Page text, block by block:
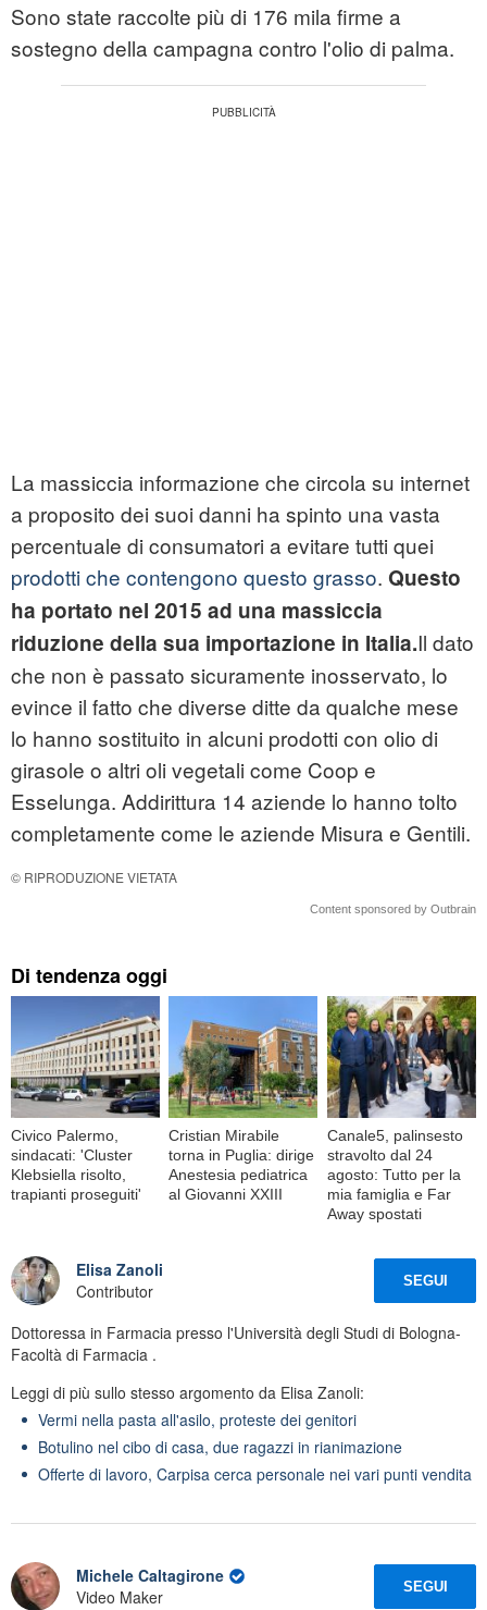
Sono state raccolte più di 176 mila firme a
sostegno della campagna contro l'olio di palma.
La massiccia informazione che circola su internet
a proposito dei suoi danni ha spinto una vasta
percentuale di consumatori a evitare tutti quei
prodotti che contengono questo grasso. Questo
ha portato nel 2015 ad una massiccia
riduzione della sua importazione in Italia.Il dato
che non è passato sicuramente inosservato, lo
evince il fatto che diverse ditte da qualche mese
lo hanno sostituito in alcuni prodotti con olio di
girasole o altri oli vegetali come Coop e
Esselunga. Addirittura 14 aziende lo hanno tolto
completamente come le aziende Misura e Gentili.
© RIPRODUZIONE VIETATA
Content sponsored by Outbrain
Di tendenza oggi
Civico Palermo,
sindacati: 'Cluster
Klebsiella risolto,
trapianti proseguiti'
Cristian Mirabile
torna in Puglia: dirige
Anestesia pediatrica
al Giovanni XXIII
Canale5, palinsesto
stravolto dal 24
agosto: Tutto per la
mia famiglia e Far
Away spostati
Elisa Zanoli
Contributor
SEGUI
Dottoressa in Farmacia presso l'Università degli Studi di Bologna-
Facoltà di Farmacia .
Leggi di più sullo stesso argomento da Elisa Zanoli:
Vermi nella pasta all'asilo, proteste dei genitori
Botulino nel cibo di casa, due ragazzi in rianimazione
Offerte di lavoro, Carpisa cerca personale nei vari punti vendita
Michele Caltagirone
Video Maker
SEGUI